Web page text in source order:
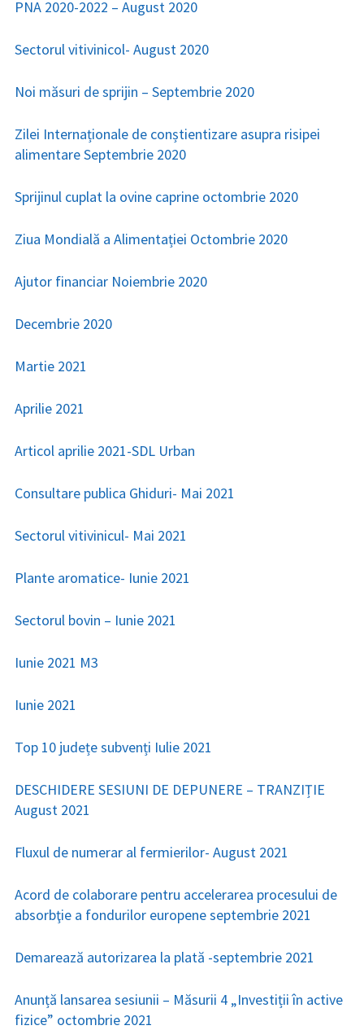
PNA 2020-2022 – August 2020
Sectorul vitivinicol- August 2020
Noi măsuri de sprijin – Septembrie 2020
Zilei Internaționale de conștientizare asupra risipei
alimentare Septembrie 2020
Sprijinul cuplat la ovine caprine octombrie 2020
Ziua Mondială a Alimentației Octombrie 2020
Ajutor financiar Noiembrie 2020
Decembrie 2020
Martie 2021
Aprilie 2021
Articol aprilie 2021-SDL Urban
Consultare publica Ghiduri- Mai 2021
Sectorul vitivinicul- Mai 2021
Plante aromatice- Iunie 2021
Sectorul bovin – Iunie 2021
Iunie 2021 M3
Iunie 2021
Top 10 județe subvenți Iulie 2021
DESCHIDERE SESIUNI DE DEPUNERE – TRANZIȚIE
August 2021
Fluxul de numerar al fermierilor- August 2021
Acord de colaborare pentru accelerarea procesului de
absorbţie a fondurilor europene septembrie 2021
Demarează autorizarea la plată -septembrie 2021
Anunță lansarea sesiunii – Măsurii 4 „Investiții în active
fizice” octombrie 2021